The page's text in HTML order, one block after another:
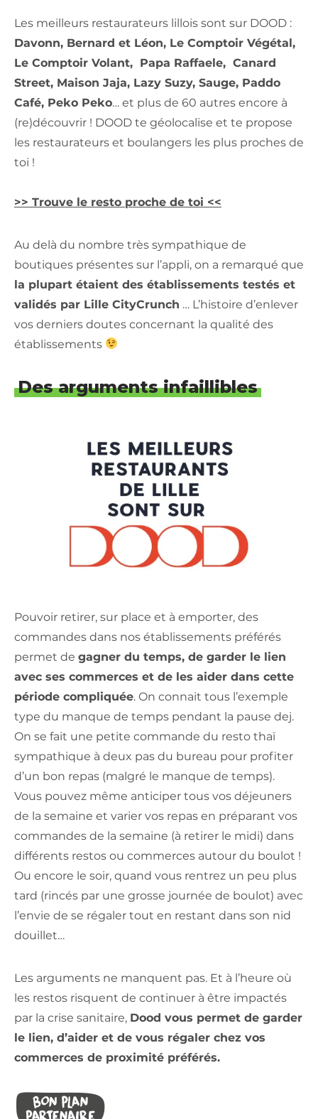
Les meilleurs restaurateurs lillois sont sur DOOD :
Davonn, Bernard et Léon, Le Comptoir Végétal,
Le Comptoir Volant, Papa Raffaele, Canard
Street, Maison Jaja, Lazy Suzy, Sauge, Paddo
Café, Peko Peko… et plus de 60 autres encore à
(re)découvrir ! DOOD te géolocalise et te propose
les restaurateurs et boulangers les plus proches de
toi !
>> Trouve le resto proche de toi <<
Au delà du nombre très sympathique de
boutiques présentes sur l’appli, on a remarqué que
la plupart étaient des établissements testés et
validés par Lille CityCrunch … L’histoire d’enlever
vos derniers doutes concernant la qualité des
établissements
Des arguments infaillibles
Pouvoir retirer, sur place et à emporter, des
commandes dans nos établissements préférés
permet de gagner du temps, de garder le lien
avec ses commerces et de les aider dans cette
période compliquée. On connait tous l’exemple
type du manque de temps pendant la pause dej.
On se fait une petite commande du resto thaï
sympathique à deux pas du bureau pour profiter
d’un bon repas (malgré le manque de temps).
Vous pouvez même anticiper tous vos déjeuners
de la semaine et varier vos repas en préparant vos
commandes de la semaine (à retirer le midi) dans
différents restos ou commerces autour du boulot !
Ou encore le soir, quand vous rentrez un peu plus
tard (rincés par une grosse journée de boulot) avec
l’envie de se régaler tout en restant dans son nid
douillet…
Les arguments ne manquent pas. Et à l’heure où
les restos risquent de continuer à être impactés
par la crise sanitaire, Dood vous permet de garder
le lien, d’aider et de vous régaler chez vos
commerces de proximité préférés.